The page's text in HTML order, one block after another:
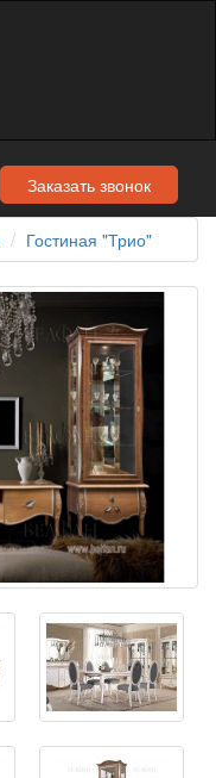
Заказать звонок
Гостиная "Трио"